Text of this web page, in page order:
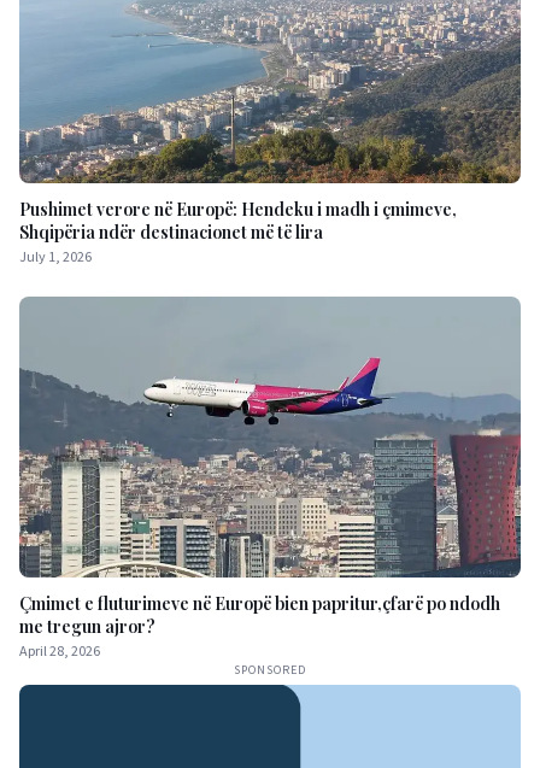
Pushimet verore në Europë: Hendeku i madh i çmimeve,
Shqipëria ndër destinacionet më të lira
July 1, 2026
Çmimet e fluturimeve në Europë bien papritur,çfarë po ndodh
me tregun ajror?
April 28, 2026
SPONSORED